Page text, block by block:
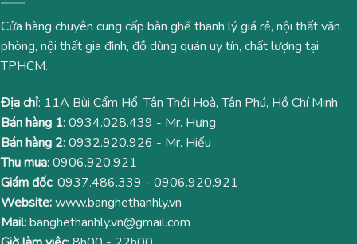
Cửa hàng chuyên cung cấp bàn ghế thanh lý giá rẻ, nội thất văn
phòng, nội thất gia đình, đồ dùng quán uy tín, chất lượng tại
TPHCM.
Địa chỉ: 11A Bùi Cẩm Hổ, Tân Thới Hoà, Tân Phú, Hồ Chí Minh
Bán hàng 1: 0934.028.439 - Mr. Hưng
Bán hàng 2: 0932.920.926 - Mr. Hiếu
Thu mua: 0906.920.921
Giám đốc: 0937.486.339 - 0906.920.921
Website:www.banghethanhly.vn
Mail:banghethanhly.vn@gmail.com